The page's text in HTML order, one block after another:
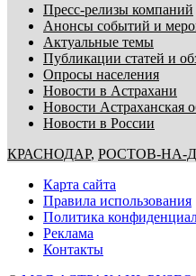
Пресс-релизы компаний
Анонсы событий и
Актуальные темы
Публикации статей и
Опросы населения
Новости в Астрахани
Новости Астраханская
Новости в России
КРАСНОДАР, РОСТОВ-НА-
Карта сайта
Правила использования
Политика
Реклама
Контакты